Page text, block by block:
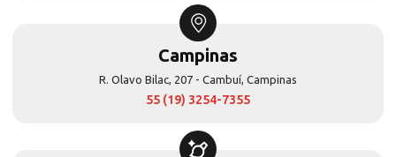
Campinas
R. Olavo Bilac, 207 - Cambuí, Campinas
55 (19) 3254-7355